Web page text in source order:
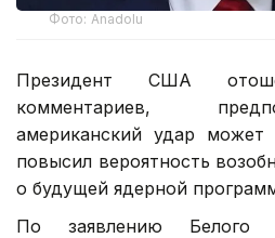
Фото: Anadolu
Президент США
комментариев,
американский удар
повысил вероятность
о будущей ядерной
По заявлению Белого